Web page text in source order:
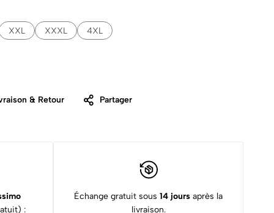
XXL XXXL 4XL
& Retour Partager
:
Échange gratuit sous 14 jours après la
livraison.